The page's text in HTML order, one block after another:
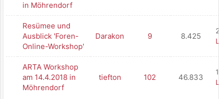
in Möhrendorf
Resümee und
Ausblick 'Foren-
Online-Workshop'
Darakon 9 8.425
ARTA Workshop
am 14.4.2018 in
Möhrendorf
tiefton 102 46.833